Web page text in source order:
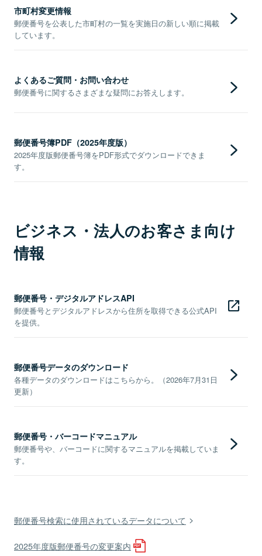
市町村変更情報
郵便番号を公表した市町村の一覧を実施日の新しい順に掲載
しています。
よくあるご質問・お問い合わせ
郵便番号に関するさまざまな疑問にお答えします。
郵便番号簿PDF（2025年度版）
2025年度版郵便番号簿をPDF形式でダウンロードできま
す。
ビジネス・法人のお客さま向け
情報
郵便番号・デジタルアドレスAPI
郵便番号とデジタルアドレスから住所を取得できる公式API
を提供。
郵便番号データのダウンロード
各種データのダウンロードはこちらから。（2026年7月31日
更新）
郵便番号・バーコードマニュアル
郵便番号や、バーコードに関するマニュアルを掲載していま
す。
郵便番号検索に使用されているデータについて
2025年度版郵便番号の変更案内